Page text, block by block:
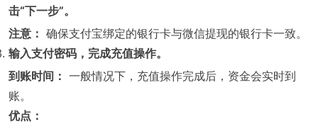
击“下一步”。
注意： 确保支付宝绑定的银行卡与微信提现的银行卡一致。
输入支付密码，完成充值操作。
到账时间： 一般情况下，充值操作完成后，资金会实时到
账。
优点：